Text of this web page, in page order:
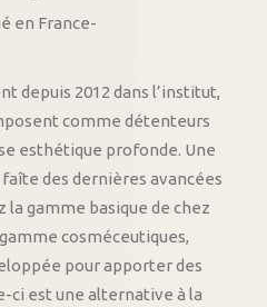
en France-
depuis 2012 dans l’institut,
comme détenteurs
esthétique profonde. Une
des dernières avancées
gamme basique de chez
cosméceutiques,
pour apporter des
ci est une alternative à la